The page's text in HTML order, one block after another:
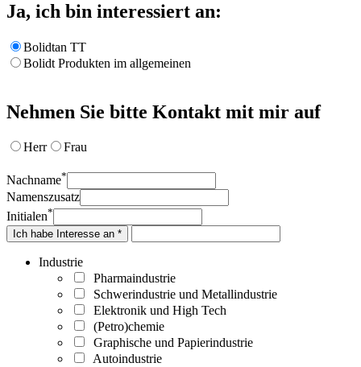
Ja, ich bin interessiert an:
Bolidtan TT
Bolidt Produkten im allgemeinen
Nehmen Sie bitte Kontakt mit mir auf
Herr Frau
Nachname*
Namenszusatz
Initialen*
Ich habe Interesse an *
Industrie
Pharmaindustrie
Schwerindustrie und Metallindustrie
Elektronik und High Tech
(Petro)chemie
Graphische und Papierindustrie
Autoindustrie